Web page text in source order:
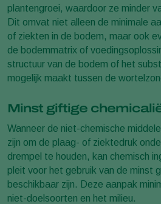
plantengroei, waardoor ze minder
Dit omvat niet alleen de minimale
of ziekten in de bodem, maar ook
de bodemmatrix of
structuur van de bodem of het
mogelijk maakt tussen de
Minst giftige
Wanneer de niet-chemische
zijn om de plaag- of ziektedruk
drempel te houden, kan chemisch
pleit voor het gebruik van de minst
beschikbaar zijn. Deze aanpak
niet-doelsoorten en het milieu.